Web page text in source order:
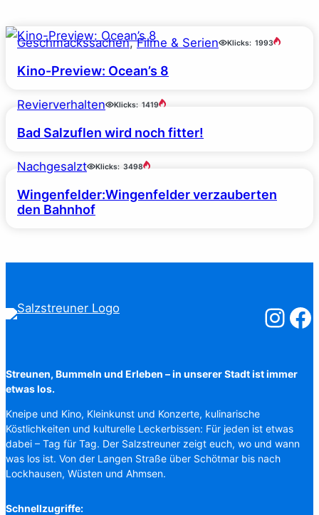
Geschmackssachen, Filme & Serien Klicks: 1993
Kino-Preview: Ocean’s 8
Revierverhalten Klicks: 1419
Bad Salzuflen wird noch fitter!
Nachgesalzt Klicks: 3498
Wingenfelder:Wingenfelder verzauberten
den Bahnhof
Streunen, Bummeln und Erleben – in unserer Stadt ist immer
etwas los.
Kneipe und Kino, Kleinkunst und Konzerte, kulinarische
Köstlichkeiten und kulturelle Leckerbissen: Für jeden ist etwas
dabei – Tag für Tag. Der Salzstreuner zeigt euch, wo und wann
was los ist. Von der Langen Straße über Schötmar bis nach
Lockhausen, Wüsten und Ahmsen.
Schnellzugriffe: